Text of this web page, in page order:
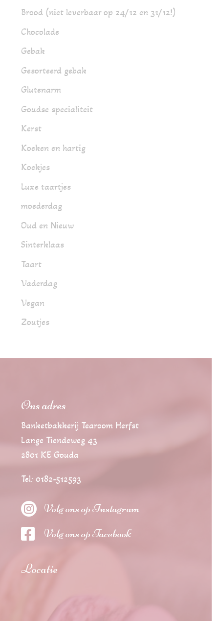
Brood (niet leverbaar op 24/12 en 31/12!)
Chocolade
Gebak
Gesorteerd gebak
Glutenarm
Goudse specialiteit
Kerst
Koeken en hartig
Koekjes
Luxe taartjes
moederdag
Oud en Nieuw
Sinterklaas
Taart
Vaderdag
Vegan
Zoutjes
Ons adres
Banketbakkerij Tearoom Herfst
Lange Tiendeweg 43
2801 KE Gouda
Tel: 0182-512593
 Volg ons op Instagram
 Volg ons op Facebook
Locatie